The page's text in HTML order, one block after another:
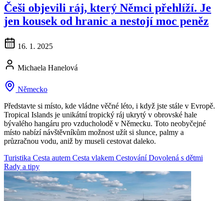
Češi objevili ráj, který Němci přehlíží. Je
jen kousek od hranic a nestojí moc peněz
16. 1. 2025
Michaela Hanelová
Německo
Představte si místo, kde vládne věčné léto, i když jste stále v Evropě.
Tropical Islands je unikátní tropický ráj ukrytý v obrovské hale
bývalého hangáru pro vzducholodě v Německu. Toto neobyčejné
místo nabízí návštěvníkům možnost užít si slunce, palmy a
průzračnou vodu, aniž by museli cestovat daleko.
Turistika Cesta autem Cesta vlakem CestováníDovolená s dětmi
Rady a tipy